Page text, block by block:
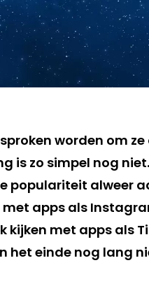
worden om ze
is zo simpel nog
populariteit alweer
apps als
kijken met apps als
het einde nog lang